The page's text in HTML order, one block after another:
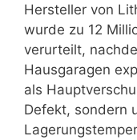
Hersteller von
wurde zu 12
verurteilt,
Hausgaragen
als
Defekt, sondern